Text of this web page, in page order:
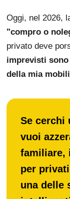
Oggi, nel 2026,
"compro o
privato deve
imprevisti
della mia
Se cerchi
vuoi
familiare,
per
una delle